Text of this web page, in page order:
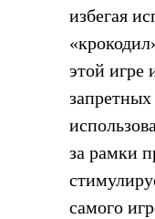
избегая
этой игре
за рамки
самого